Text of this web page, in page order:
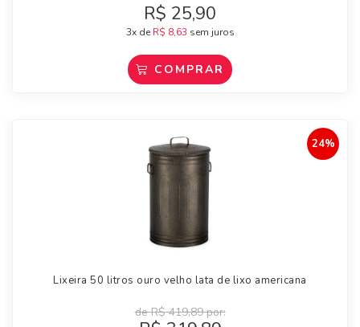
R$ 25,90
3x de R$ 8,63 sem juros
COMPRAR
24%
Lixeira 50 litros ouro velho lata de lixo americana
deR$419,89por: